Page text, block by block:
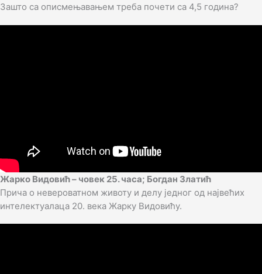
Зашто са описмењавањем треба почети са 4,5 година?
Жарко Видовић – човек 25. часа; Богдан Златић
Прича о невероватном животу и делу једног од највећих
интелектуалаца 20. века Жарку Видовићу.